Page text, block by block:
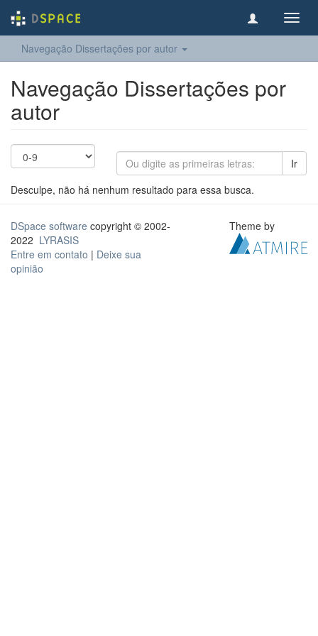
Navegação Dissertações por autor
Navegação Dissertações por
autor
Ir
Desculpe, não há nenhum resultado para essa busca.
DSpace software copyright © 2002-
2022 LYRASIS
Entre em contato | Deixe sua
opinião
Theme by